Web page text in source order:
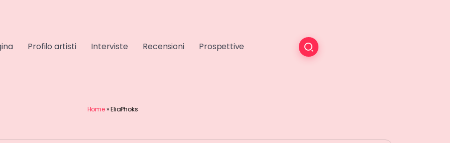
Profilo artisti Interviste Recensioni Prospettive
Home»EliaPhoks